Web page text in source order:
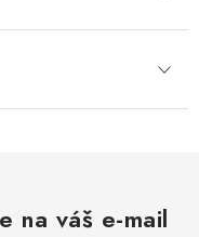
na váš e-mail